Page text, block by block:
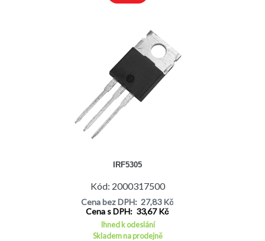
IRF5305
Kód: 2000317500
Cena bez DPH: 27,83 Kč
Cena s DPH: 33,67 Kč
Ihned k odeslání
Skladem na prodejně